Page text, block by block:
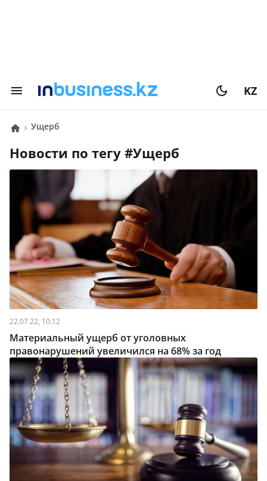
KZ
Ущерб
Новости по тегу # Ущерб
22.07.22, 10:12
Материальный ущерб от уголовных
правонарушений увеличился на 68% за год